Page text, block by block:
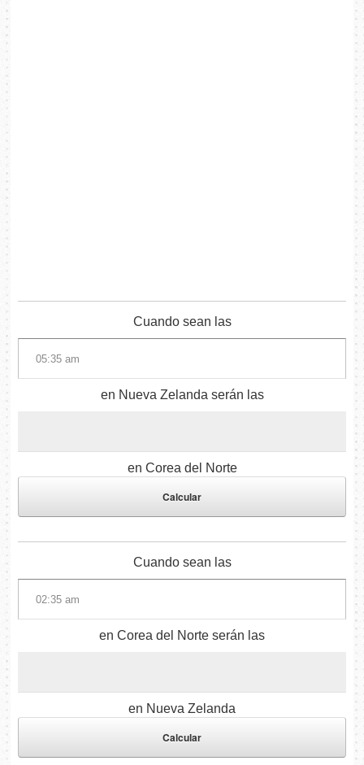
Cuando sean las
en Nueva Zelanda serán las
en Corea del Norte
Cuando sean las
en Corea del Norte serán las
en Nueva Zelanda